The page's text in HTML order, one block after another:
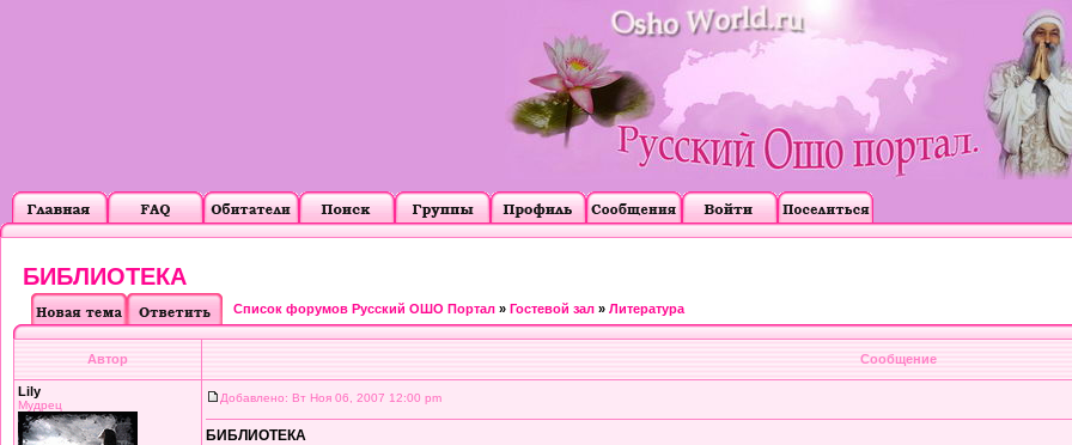
БИБЛИОТЕКА
Список форумов Русский ОШО Портал » Гостевой зал » Литература
Автор Сообщение
Lily
Мудрец
Добавлено: Вт Ноя 06, 2007 12:00 pm
БИБЛИОТЕКА